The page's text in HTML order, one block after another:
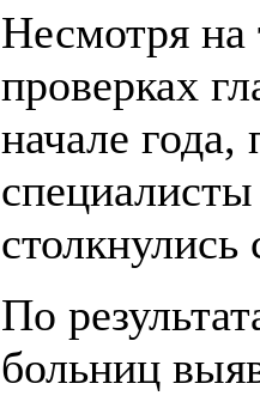
Несмотря на
проверках
начале
По
больниц